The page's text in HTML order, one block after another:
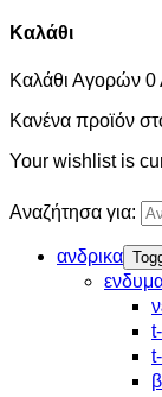
Καλάθι
Καλάθι Αγορών 0
Κανένα προϊόν
Your wishlist is
Αναζήτησα για:
ανδρικα